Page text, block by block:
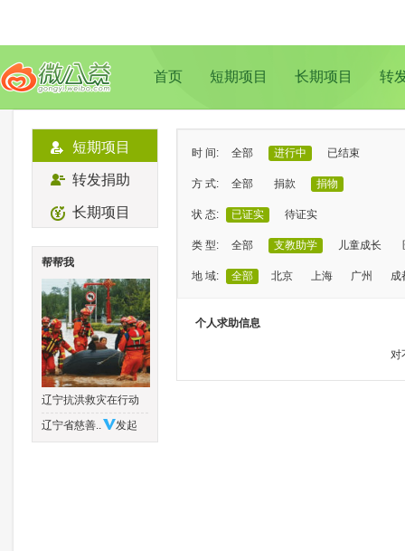
首页 短期项目 长期项目 转
短期项目
转发捐助
长期项目
帮帮我
辽宁抗洪救灾在行动
辽宁省慈善..
发起
时 间: 全部 进行中 已结束
方 式: 全部 捐款 捐物
状 态: 已证实 待证实
类 型: 全部 支教助学 儿童成长
地 域: 全部 北京 上海 广州 成
个人求助信息
对